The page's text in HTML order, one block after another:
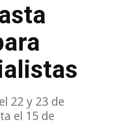
22 y 23 de
el 15 de